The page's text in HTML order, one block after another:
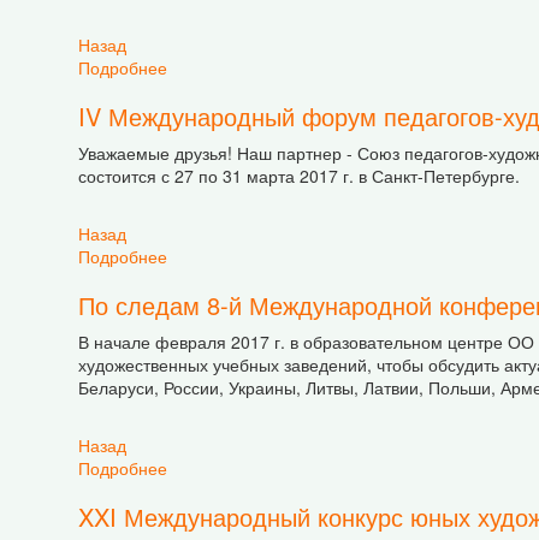
Назад
Подробнее
IV Международный форум педагогов-
Уважаемые друзья! Наш партнер - Союз педагогов-
состоится с 27 по 31 марта 2017 г. в Санкт-Петербурге.
Назад
Подробнее
По следам 8-й Международной
В начале февраля 2017 г. в образовательном центре ОО
художественных учебных заведений, чтобы обсудить
Беларуси, России, Украины, Литвы, Латвии, Польши,
Назад
Подробнее
XXI Международный конкурс юных